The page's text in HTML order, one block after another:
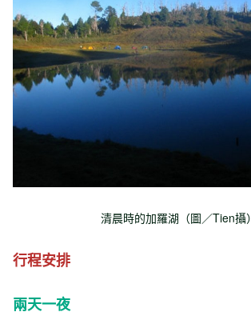
清晨時的加羅湖（圖／Tien攝）
行程安排
兩天一夜